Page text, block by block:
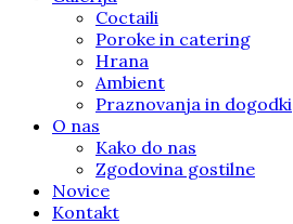
Coctaili
Poroke in catering
Hrana
Ambient
Praznovanja in dogodki
O nas
Kako do nas
Zgodovina gostilne
Novice
Kontakt